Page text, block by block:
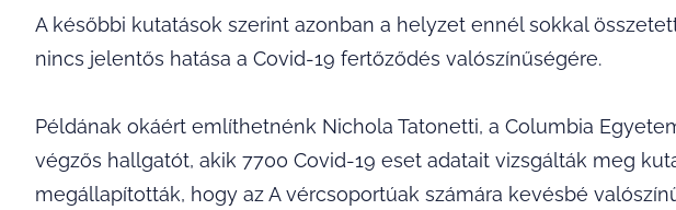
A későbbi kutatások szerint azonban a helyzet ennél sokkal
nincs jelentős hatása a Covid-19 fertőződés valószínűségére.
Példának okáért említhetnénk Nichola Tatonetti, a Columbia
végzős hallgatót, akik 7700 Covid-19 eset adatait vizsgálták meg
megállapították, hogy az A vércsoportúak számára kevésbé